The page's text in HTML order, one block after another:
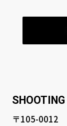
SHOOTING
〒105-0012